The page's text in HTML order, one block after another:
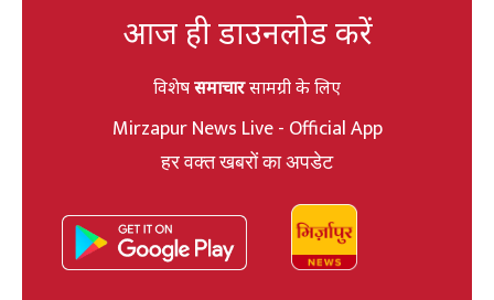
आज ही डाउनलोड करें
विशेषसमाचारसामग्री के लिए
Mirzapur News Live - Official App
हर वक्त खबरों का अपडेट